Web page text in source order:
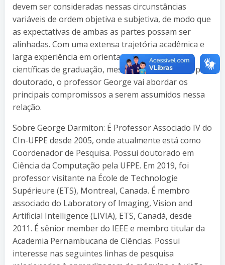
devem ser consideradas nessas circunstâncias
variáveis de ordem objetiva e subjetiva, de modo que
as expectativas de ambas as partes possam ser
alinhadas. Com uma extensa trajetória acadêmica e
larga experiência em orientação de produções
científicas de graduação, mestrado, doutorado e pós-
doutorado, o professor George vai abordar os
principais compromissos a serem assumidos nessa
relação.
Sobre George Darmiton: É Professor Associado IV do
CIn-UFPE desde 2005, onde atualmente está como
Coordenador de Pesquisa. Possui doutorado em
Ciência da Computação pela UFPE. Em 2019, foi
professor visitante na École de Technologie
Supérieure (ETS), Montreal, Canada. É membro
associado do Laboratory of Imaging, Vision and
Artificial Intelligence (LIVIA), ETS, Canadá, desde
2011. É sênior member do IEEE e membro titular da
Academia Pernambucana de Ciências. Possui
interesse nas seguintes linhas de pesquisa